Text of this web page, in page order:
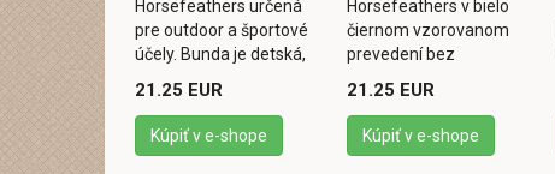
Horsefeathers určená
pre outdoor a športové
účely. Bunda je detská,
polyamidu a má výšku
vodného stĺpca
2.000mm. ...
21.25 EUR
Kúpiť v e-shope
Horsefeathers v bielo
čiernom vzorovanom
prevedení bez
ideálna ako ľahšia
bunda na nosenie von
počas jari ...
21.25 EUR
Kúpiť v e-shope